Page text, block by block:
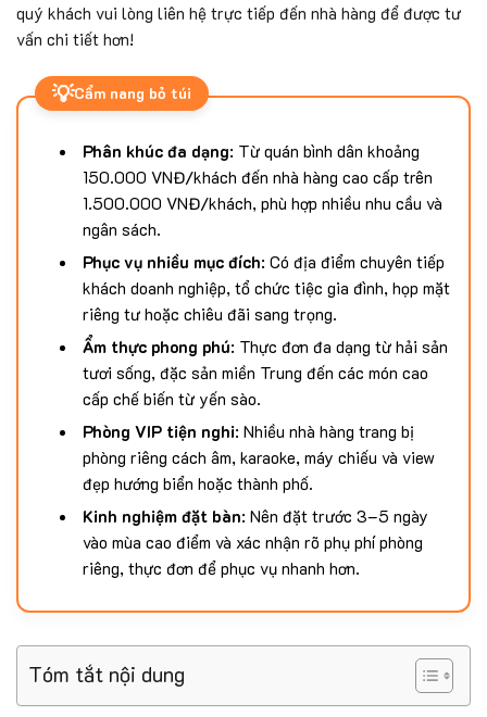
quý khách vui lòng liên hệ trực tiếp đến nhà hàng để được tư
vấn chi tiết hơn!
💡Cẩm nang bỏ túi
Phân khúc đa dạng: Từ quán bình dân khoảng
150.000 VNĐ/khách đến nhà hàng cao cấp trên
1.500.000 VNĐ/khách, phù hợp nhiều nhu cầu và
ngân sách.
Phục vụ nhiều mục đích: Có địa điểm chuyên tiếp
khách doanh nghiệp, tổ chức tiệc gia đình, họp mặt
riêng tư hoặc chiêu đãi sang trọng.
Ẩm thực phong phú: Thực đơn đa dạng từ hải sản
tươi sống, đặc sản miền Trung đến các món cao
cấp chế biến từ yến sào.
Phòng VIP tiện nghi: Nhiều nhà hàng trang bị
phòng riêng cách âm, karaoke, máy chiếu và view
đẹp hướng biển hoặc thành phố.
Kinh nghiệm đặt bàn: Nên đặt trước 3–5 ngày
vào mùa cao điểm và xác nhận rõ phụ phí phòng
riêng, thực đơn để phục vụ nhanh hơn.
Tóm tắt nội dung